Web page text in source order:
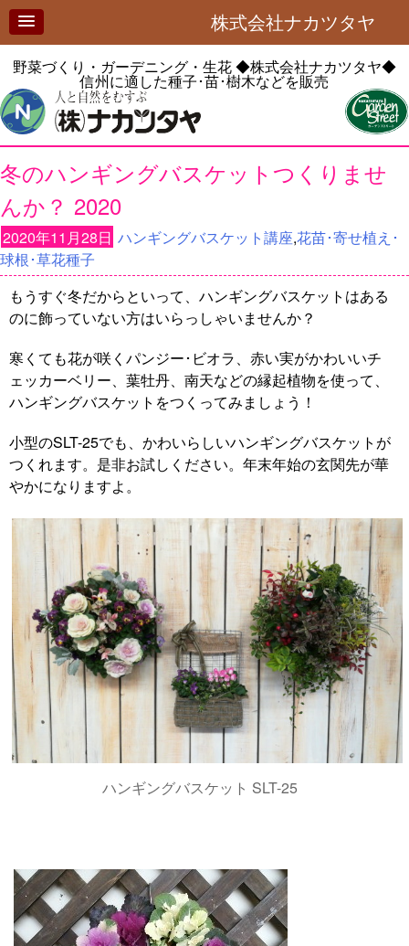
株式会社ナカツタヤ
野菜づくり・ガーデニング・生花◆株式会社ナカツタヤ◆
信州に適した種子･苗･樹木などを販売
冬のハンギングバスケットつくりませ
んか？ 2020
2020年11月28日 ハンギングバスケット講座,花苗･寄せ植え･
球根･草花種子
もうすぐ冬だからといって、ハンギングバスケットはある
のに飾っていない方はいらっしゃいませんか？
寒くても花が咲くパンジー･ビオラ、赤い実がかわいいチ
ェッカーベリー、葉牡丹、南天などの縁起植物を使って、
ハンギングバスケットをつくってみましょう！
小型のSLT-25でも、かわいらしいハンギングバスケットが
つくれます。是非お試しください。年末年始の玄関先が華
やかになりますよ。
ハンギングバスケット SLT-25